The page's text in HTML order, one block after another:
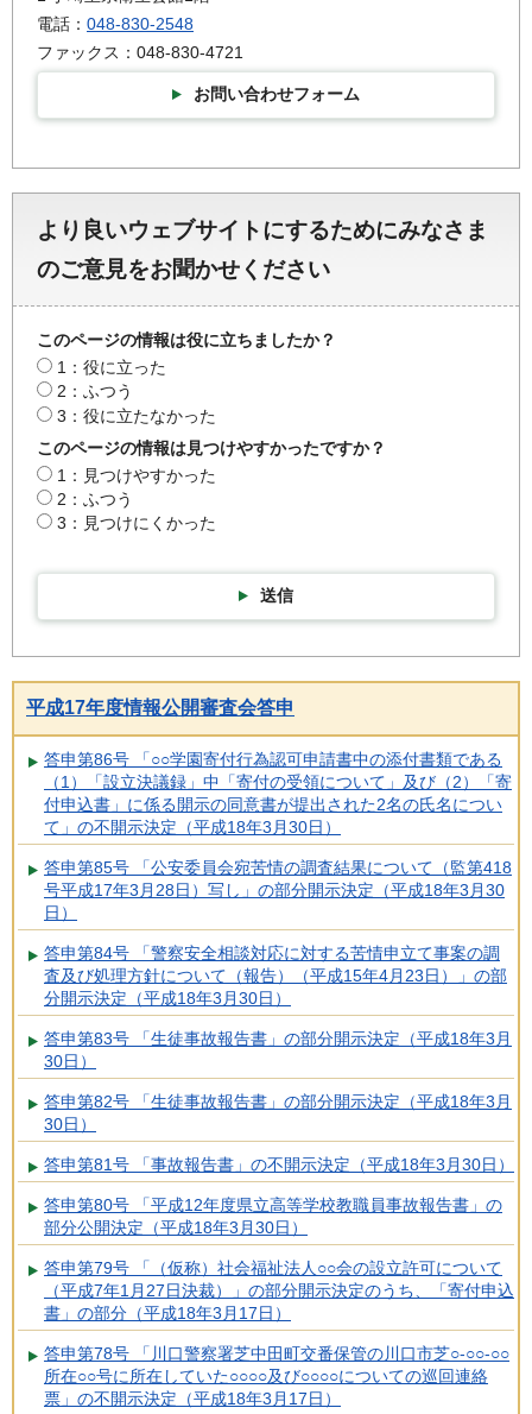
電話： 048-830-2548
ファックス：048-830-4721
お問い合わせフォーム
より良いウェブサイトにするためにみなさま
のご意見をお聞かせください
このページの情報は役に立ちましたか？
1：役に立った
2：ふつう
3：役に立たなかった
このページの情報は見つけやすかったですか？
1：見つけやすかった
2：ふつう
3：見つけにくかった
送信
平成17年度情報公開審査会答申
答申第86号 「○○学園寄付行為認可申請書中の添付書類である
（1）「設立決議録」中「寄付の受領について」及び（2）「寄
付申込書」に係る開示の同意書が提出された2名の氏名につい
て」の不開示決定（平成18年3月30日）
答申第85号 「公安委員会宛苦情の調査結果について（監第418
号平成17年3月28日）写し」の部分開示決定（平成18年3月30
日）
答申第84号 「警察安全相談対応に対する苦情申立て事案の調
査及び処理方針について（報告）（平成15年4月23日）」の部
分開示決定（平成18年3月30日）
答申第83号 「生徒事故報告書」の部分開示決定（平成18年3月
30日）
答申第82号 「生徒事故報告書」の部分開示決定（平成18年3月
30日）
答申第81号 「事故報告書」の不開示決定（平成18年3月30日）
答申第80号 「平成12年度県立高等学校教職員事故報告書」の
部分公開決定（平成18年3月30日）
答申第79号 「（仮称）社会福祉法人○○会の設立許可について
（平成7年1月27日決裁）」の部分開示決定のうち、「寄付申込
書」の部分（平成18年3月17日）
答申第78号 「川口警察署芝中田町交番保管の川口市芝○-○○-○○
所在○○号に所在していた○○○○及び○○○○についての巡回連絡
票」の不開示決定（平成18年3月17日）